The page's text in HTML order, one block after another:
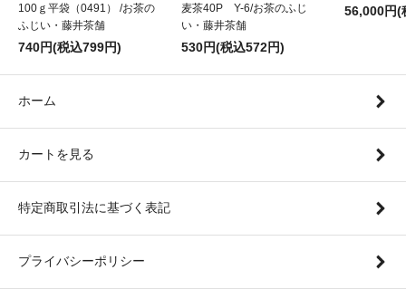
100ｇ平袋（0491） /お茶の
ふじい・藤井茶舗
740円(税込799円)
麦茶40P Y-6/お茶のふじ
い・藤井茶舗
530円(税込572円)
56,000円(
ホーム
カートを見る
特定商取引法に基づく表記
プライバシーポリシー